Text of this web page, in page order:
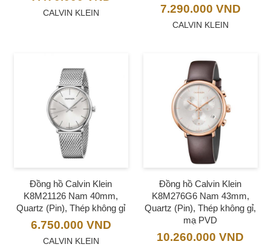
CALVIN KLEIN 7.290.000 VND
CALVIN KLEIN
Đồng hồ Calvin Klein
K8M21126 Nam 40mm,
Quartz (Pin), Thép không gỉ
6.750.000 VND
CALVIN KLEIN
Đồng hồ Calvin Klein
K8M276G6 Nam 43mm,
Quartz (Pin), Thép không gỉ,
mạ PVD
10.260.000 VND